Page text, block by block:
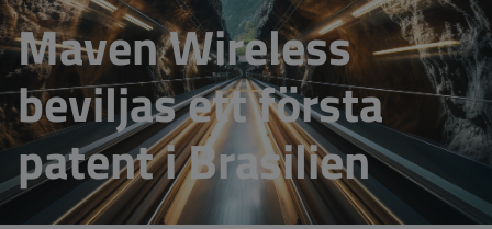
Maven Wireless
beviljas ett första
patent i Brasilien